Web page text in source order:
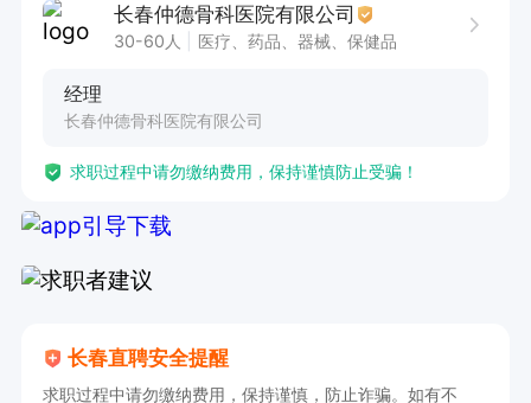
8点30-16点30（有夜班，根据科室排班执行）
长春仲德骨科医院隶属于辰韦仲德医疗集团，地理
米，开设病床270张，设置急诊科、脊柱科、关节
科、创伤科、康复科、重症医学科、影像科、检验
及普通外科，是集医疗、教学、科研、康复为一体
长春仲德骨科医院有限公司
30-60人 医疗、药品、器械、保健品
经理
长春仲德骨科医院有限公司
求职过程中请勿缴纳费用，保持谨慎防止受骗！
长春直聘安全提醒
求职过程中请勿缴纳费用，保持谨慎，防止诈骗。如有不